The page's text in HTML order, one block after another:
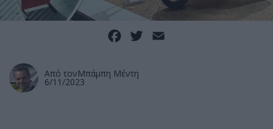
Facebook
Twitter
Από τονΜπάμπη Μέντη
6/11/2023